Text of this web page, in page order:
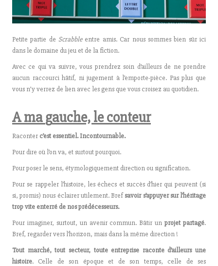
Petite partie de Scrabbleentre amis. Car nous sommes bien sûr ici
dans le domaine du jeu et de la fiction.
Avec ce qui va suivre, vous prendrez soin d’ailleurs de ne prendre
aucun raccourci hâtif, ni jugement à l’emporte-pièce. Pas plus que
vous n’y verrez de lien avec les gens que vous croisez au quotidien.
A magauche, le conteur
Raconter c’est essentiel. Incontournable.
Pour dire où l’on va, et surtout pourquoi.
Pour poser le sens, étymologiquement direction ou signification.
Pour se rappeler l’histoire, les échecs et succès d’hier qui peuvent (si
si, promis) nous éclairer utilement. Brefsavoir s’appuyer sur l’héritage
trop vite enterré de nos prédécesseurs.
Pour imaginer, surtout, un avenir commun. Bâtir unprojet partagé.
Bref, regarder vers l’horizon, mais dans la même direction !
Tout marché, tout secteur, toute entreprise raconte d’ailleurs une
histoire. Celle de son époque et de son temps, celle de ses